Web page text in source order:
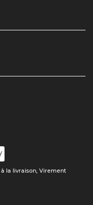
la livraison, Virement